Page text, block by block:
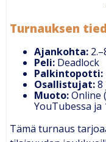
Turnauksen
Ajankohta:
Peli: Deadlock
Palkintopotti:
Osallistujat:8
Muoto:Online
YouTubessa ja
Tämä turnaus